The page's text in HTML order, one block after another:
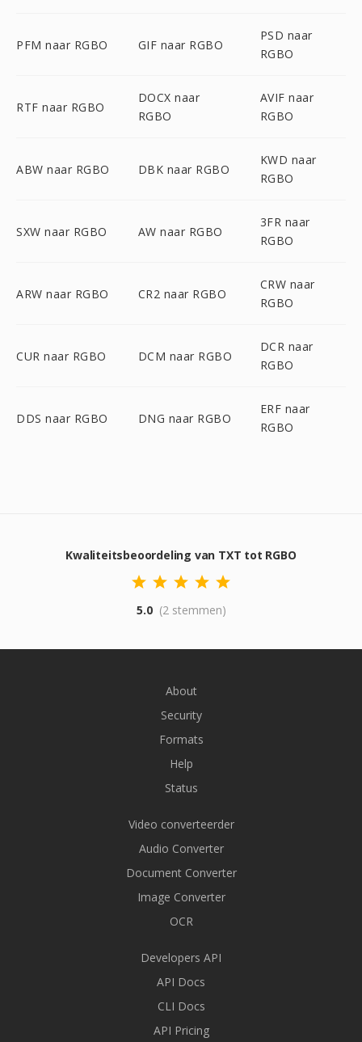
PFM naar RGBO GIF naar RGBO
PSD naar
RGBO
RTF naar RGBO
DOCX naar
RGBO
AVIF naar
RGBO
ABW naar RGBO DBK naar RGBO
KWD naar
RGBO
SXW naar RGBO AW naar RGBO
3FR naar
RGBO
ARW naar RGBO CR2 naar RGBO
CRW naar
RGBO
CUR naar RGBO DCM naar RGBO
DCR naar
RGBO
DDS naar RGBO DNG naar RGBO
ERF naar
RGBO
Kwaliteitsbeoordeling van TXT tot RGBO
5.0 (2 stemmen)
About
Security
Formats
Help
Status
Video converteerder
Audio Converter
Document Converter
Image Converter
OCR
Developers API
API Docs
CLI Docs
API Pricing